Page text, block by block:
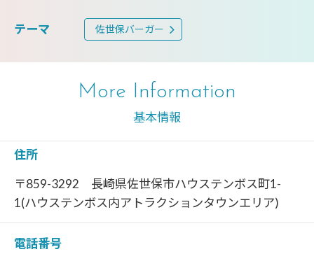
テーマ 佐世保バーガー
More Information
基本情報
住所
〒859-3292 長崎県佐世保市ハウステンボス町1-
1(ハウステンボス内アトラクションタウンエリア)
電話番号